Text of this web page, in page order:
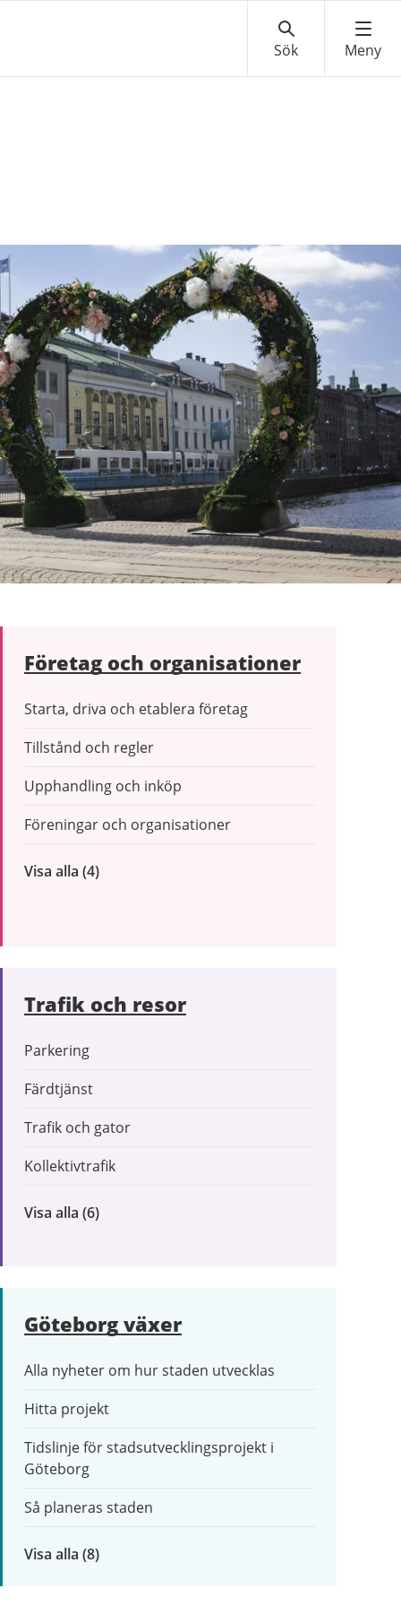
Företag och organisationer
Starta, driva och etablera företag
Tillstånd och regler
Upphandling och inköp
Föreningar och organisationer
Visa alla inom
(4)
Trafik och resor
Parkering
Färdtjänst
Trafik och gator
Kollektivtrafik
Visa alla inom
(6)
Göteborg växer
Alla nyheter om hur staden utvecklas
Hitta projekt
Tidslinje för stadsutvecklingsprojekt i
Göteborg
Så planeras staden
Visa alla inom
(8)